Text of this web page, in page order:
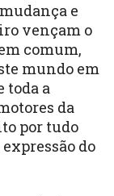
e
vençam o
comum,
mundo em
toda a
da
por tudo
do